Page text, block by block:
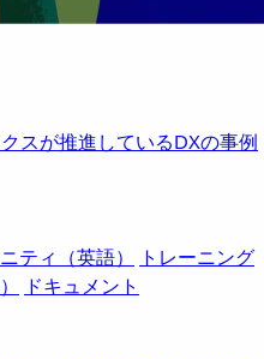
スが推進しているDXの事例
ティ（英語）
トレーニング
ドキュメント